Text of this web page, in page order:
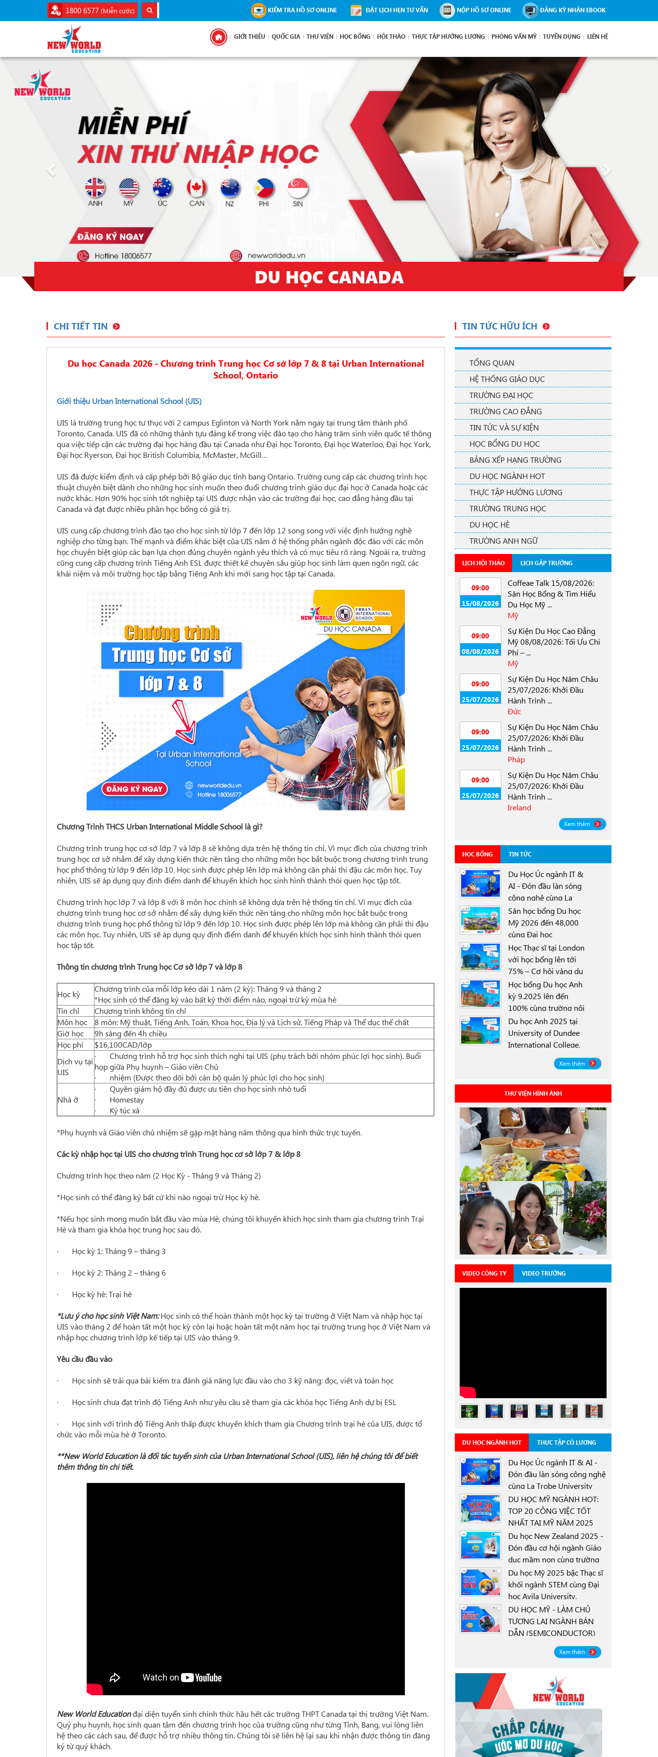
1800 6577 (Miễn cước) KIỂM TRA HỒ SƠ ONLINE ĐẶT LỊCH HẸN TƯ VẤN NỘP HỒ SƠ ONLINE ĐĂNG KÝ NHẬN EBOOK
GIỚI THIỆU QUỐC GIA THƯ VIỆN HỌC BỔNG HỘI THẢO THỰC TẬP HƯỞNG LƯƠNG PHỎNG VẤN MỸ TUYỂN DỤNG LIÊN HỆ
Previous Next
DU HỌC CANADA
CHI TIẾT TIN
Du học Canada 2026 - Chương trình Trung học Cơ sở lớp 7 & 8 tại Urban International
School, Ontario
Giới thiệu Urban International School (UIS)
UIS là trường trung học tư thục với 2 campus Eglinton và North York nằm ngay tại trung tâm thành phố
Toronto, Canada. UIS đã có những thành tựu đáng kể trong việc đào tạo cho hàng trăm sinh viên quốc tế thông
qua việc tiếp cận các trường đại học hàng đầu tại Canada như Đại học Toronto, Đại học Waterloo, Đại học York,
Đại học Ryerson, Đại học British Columbia, McMaster, McGill…
UIS đã được kiểm định và cấp phép bởi Bộ giáo dục tỉnh bang Ontario. Trường cung cấp các chương trình học
thuật chuyên biệt dành cho những học sinh muốn theo đuổi chương trình giáo dục đại học ở Canada hoặc các
nước khác. Hơn 90% học sinh tốt nghiệp tại UIS được nhận vào các trường đại học, cao đẳng hàng đầu tại
Canada và đạt được nhiều phần học bổng có giá trị.
UIS cung cấp chương trình đào tạo cho học sinh từ lớp 7 đến lớp 12 song song với việc định hướng nghề
nghiệp cho từng bạn. Thế mạnh và điểm khác biệt của UIS nằm ở hệ thống phân ngành độc đáo với các môn
học chuyên biệt giúp các bạn lựa chọn đúng chuyên ngành yêu thích và có mục tiêu rõ ràng. Ngoài ra, trường
cũng cung cấp chương trình Tiếng Anh ESL được thiết kế chuyên sâu giúp học sinh làm quen ngôn ngữ, các
khái niệm và môi trường học tập bằng Tiếng Anh khi mới sang học tập tại Canada.
Chương Trình THCS Urban International Middle School là gì?
Chương trình trung học cơ sở lớp 7 và lớp 8 sẽ không dựa trên hệ thống tín chỉ. Vì mục đích của chương trình
trung học cơ sở nhằm để xây dựng kiến thức nền tảng cho những môn học bắt buộc trong chương trình trung
học phổ thông từ lớp 9 đến lớp 10. Học sinh được phép lên lớp mà không cần phải thi đậu các môn học. Tuy
nhiên, UIS sẽ áp dụng quy định điểm danh để khuyến khích học sinh hình thành thói quen học tập tốt.
Chương trình học lớp 7 và lớp 8 với 8 môn học chính sẽ không dựa trên hệ thống tín chỉ. Vì mục đích của
chương trình trung học cơ sở nhằm để xây dựng kiến thức nền tảng cho những môn học bắt buộc trong
chương trình trung học phổ thông từ lớp 9 đến lớp 10. Học sinh được phép lên lớp mà không cần phải thi đậu
các môn học. Tuy nhiên, UIS sẽ áp dụng quy định điểm danh để khuyến khích học sinh hình thành thói quen
học tập tốt.
Thông tin chương trình Trung học Cơ sở lớp 7 và lớp 8
Học kỳ
Chương trình của mỗi lớp kéo dài 1 năm (2 kỳ): Tháng 9 và tháng 2
*Học sinh có thể đăng ký vào bất kỳ thời điểm nào, ngoại trừ kỳ mùa hè
Tín chỉ
Chương trình không tín chỉ
Môn học
8 môn: Mỹ thuật, Tiếng Anh, Toán, Khoa học, Địa lý và Lịch sử, Tiếng Pháp và Thể dục thể chất
Giờ học
9h sáng đến 4h chiều
Học phí
$16,100CAD/lớp
Dịch vụ tại
UIS
· Chương trình hỗ trợ học sinh thích nghi tại UIS (phụ trách bởi nhóm phúc lợi học sinh). Buổi
họp giữa Phụ huynh – Giáo viên Chủ
· nhiệm (Được theo dõi bởi cán bộ quản lý phúc lợi cho học sinh)
Nhà ở
· Quyền giám hộ đầy đủ được ưu tiên cho học sinh nhỏ tuổi
· Homestay
· Ký túc xá
*Phụ huynh và Giáo viên chủ nhiệm sẽ gặp mặt hàng năm thông qua hình thức trực tuyến.
Các kỳ nhập học tại UIS cho chương trình Trung học cơ sở lớp 7 & lớp 8
Chương trình học theo năm (2 Học Kỳ - Tháng 9 và Tháng 2)
*Học sinh có thể đăng ký bất cứ khi nào ngoại trừ Học kỳ hè.
*Nếu học sinh mong muốn bắt đầu vào mùa Hè, chúng tôi khuyến khích học sinh tham gia chương trình Trại
Hè và tham gia khóa học trung học sau đó.
· Học kỳ 1: Tháng 9 – tháng 3
· Học kỳ 2: Tháng 2 – tháng 6
· Học kỳ hè: Trại hè
*Lưu ý cho học sinh Việt Nam:Học sinh có thể hoàn thành một học kỳ tại trường ở Việt Nam và nhập học tại
UIS vào tháng 2 để hoàn tất một học kỳ còn lại hoặc hoàn tất một năm học tại trường trung học ở Việt Nam và
nhập học chương trình lớp kế tiếp tại UIS vào tháng 9.
Yêu cầu đầu vào
· Học sinh sẽ trải qua bài kiếm tra đánh giá năng lực đầu vào cho 3 kỹ năng: đọc, viết và toán học
· Học sinh chưa đạt trình độ Tiếng Anh như yêu cầu sẽ tham gia các khóa học Tiếng Anh dự bị ESL
· Học sinh với trình độ Tiếng Anh thấp được khuyến khích tham gia Chương trình trại hè của UIS, được tổ
chức vào mỗi mùa hè ở Toronto.
**New World Education là đối tác tuyển sinh của Urban International School (UIS), liên hệ chúng tôi để biết
thêm thông tin chi tiết.
New World Educationđại diện tuyển sinh chính thức hầu hết các trường THPT Canada tại thị trường Việt Nam.
Quý phụ huynh, học sinh quan tâm đến chương trình học của trường cũng như từng Tỉnh, Bang,vui lòng liên
hệtheo các cách sau, để được hỗ trợ nhiều thông tin.Chúng tôi sẽ liên hệ lại sau khi nhận được thông tin đăng
ký từ quý khách.
TIN TỨC HỮU ÍCH
TỔNG QUAN
HỆ THỐNG GIÁO DỤC
TRƯỜNG ĐẠI HỌC
TRƯỜNG CAO ĐẲNG
TIN TỨC VÀ SỰ KIỆN
HỌC BỔNG DU HỌC
BẢNG XẾP HẠNG TRƯỜNG
DU HỌC NGÀNH HOT
THỰC TẬP HƯỞNG LƯƠNG
TRƯỜNG TRUNG HỌC
DU HỌC HÈ
TRƯỜNG ANH NGỮ
LỊCH HỘI THẢO LỊCH GẶP TRƯỜNG
09:00
15/08/2026
Coffeae Talk 15/08/2026:
Săn Học Bổng & Tìm Hiểu
Du Học Mỹ ...
Mỹ
09:00
08/08/2026
Sự Kiện Du Học Cao Đẳng
Mỹ 08/08/2026: Tối Ưu Chi
Phí – ...
Mỹ
09:00
25/07/2026
Sự Kiện Du Học Năm Châu
25/07/2026: Khởi Đầu
Hành Trình ...
Đức
09:00
25/07/2026
Sự Kiện Du Học Năm Châu
25/07/2026: Khởi Đầu
Hành Trình ...
Pháp
09:00
25/07/2026
Sự Kiện Du Học Năm Châu
25/07/2026: Khởi Đầu
Hành Trình ...
Ireland
Xem thêm
HỌC BỔNG TIN TỨC
Du Học Úc ngành IT &
AI - Đón đầu làn sóng
công nghệ cùng La
Trobe University
Sydney Campus với
học bổng 30%
Săn học bổng Du học
Mỹ 2026 đến 48,000
cùng Đại học
University of North
Texas (UNT)
Học Thạc sĩ tại London
với học bổng lên tới
75% – Cơ hội vàng du
học Anh 2025
Học bổng Du học Anh
kỳ 9.2025 lên đến
100% cùng trường nội
trú Worthgate School
Canterbury
Du học Anh 2025 tại
University of Dundee
International College,
Scotland ICD - Lộ trình
linh hoạt, học bổng
Xem thêm
THƯ VIỆN HÌNH ẢNH
VIDEO CÔNG TY VIDEO TRƯỜNG
DU HỌC NGÀNH HOT THỰC TẬP CÓ LƯƠNG
Du Học Úc ngành IT & AI -
Đón đầu làn sóng công nghệ
cùng La Trobe University
Sydney Campus với học
bổng 30%
0000-00-00
DU HỌC MỸ NGÀNH HOT:
TOP 20 CÔNG VIỆC TỐT
NHẤT TẠI MỸ NĂM 2025
Du học New Zealand 2025 -
Đón đầu cơ hội ngành Giáo
dục mầm non cùng trường
New Zealand Tertiary
College NZTC
Du học Mỹ 2025 bậc Thạc sĩ
khối ngành STEM cùng Đại
học Avila University,
Goodyear, Arizona
0000-00-00
DU HỌC MỸ - LÀM CHỦ
TƯƠNG LAI NGÀNH BÁN
DẪN (SEMICONDUCTOR)
CÙNG ĐẠI HỌC OREGON
STATE UNIVERSITY OSU
Xem thêm